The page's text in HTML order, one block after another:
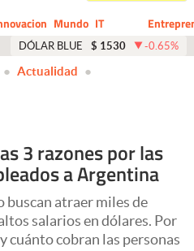
Mundo
CIO
IT
Business
DÓLAR BLUE $ 1530 -0.65%
Actualidad
3 razones por las
a Argentina
buscan atraer miles de
salarios en dólares. Por
cuánto cobran las personas